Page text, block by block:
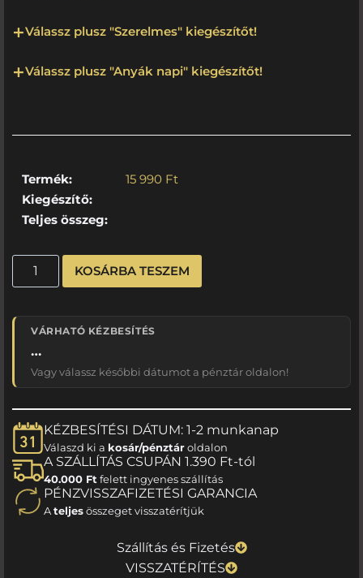
Válassz plusz "Szerelmes" kiegészítőt!
Válassz plusz "Anyák napi" kiegészítőt!
Termék: 15 990 Ft
Kiegészítő:
Teljes összeg:
KOSÁRBA TESZEM
VÁRHATÓ KÉZBESÍTÉS
…
Vagy válassz későbbi dátumot a pénztár oldalon!
KÉZBESÍTÉSI DÁTUM: 1-2 munkanap
Válaszd ki a kosár/pénztároldalon
A SZÁLLÍTÁS CSUPÁN 1.390 Ft-tól
40.000 Ftfelett ingyenes szállítás
PÉNZVISSZAFIZETÉSI GARANCIA
Ateljesösszeget visszatérítjük
Szállítás és Fizetés
VISSZATÉRÍTÉS